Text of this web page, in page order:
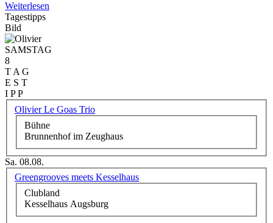
Weiterlesen
Tagestipps
Bild
SAMSTAG
8
T A G
E S T
I P P
Olivier Le Goas Trio
Bühne
Brunnenhof im Zeughaus
Sa. 08.08.
Greengrooves meets Kesselhaus
Clubland
Kesselhaus Augsburg